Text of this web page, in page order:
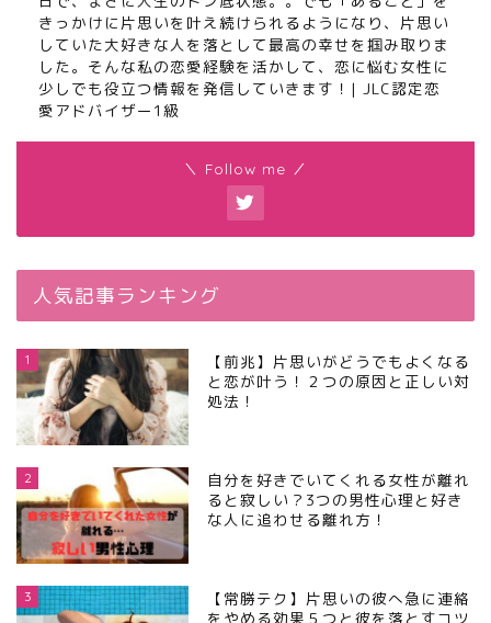
きっかけに片思いを叶え続けられるようになり、片思い
していた大好きな人を落として最高の幸せを掴み取りま
した。そんな私の恋愛経験を活かして、恋に悩む女性に
少しでも役立つ情報を発信していきます！| JLC認定恋
愛アドバイザー1級
＼ Follow me ／
人気記事ランキング
1
【前兆】片思いがどうでもよくなる
と恋が叶う！２つの原因と正しい対
処法！
2
自分を好きでいてくれる女性が離れ
ると寂しい？3つの男性心理と好き
な人に追わせる離れ方！
3
【常勝テク】片思いの彼へ急に連絡
をやめる効果５つと彼を落とすコツ